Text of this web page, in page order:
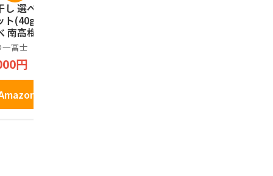
し 選べるお試し
ト(40g×4) 食べ
南高梅 減塩 一
紀州南高梅 国
歌山県産 低塩
スト投函 メー
グルメ お弁当
ぎり 健康 食品
うめぼし ギフ
土産 プレゼン
一冨士
円
で見る